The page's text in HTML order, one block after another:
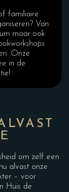
familiaire
Van
maar ook
Onze
in de
om zelf een
alvast onze
– voor
Huis de